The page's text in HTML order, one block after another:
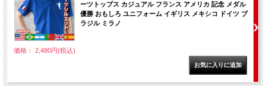
ーツトップス カジュアル フランス アメリカ 記念 メダル
優勝 おもしろ ユニフォーム イギリス メキシコ ドイツ ブ
ラジル ミラノ
価格： 2,480円(税込)